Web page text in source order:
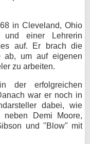
in Cleveland, Ohio
und einer Lehrerin
auf. Er brach die
ab, um auf eigenen
zu arbeiten.
der erfolgreichen
war er noch in
dabei, wie
Demi Moore,
und "Blow" mit